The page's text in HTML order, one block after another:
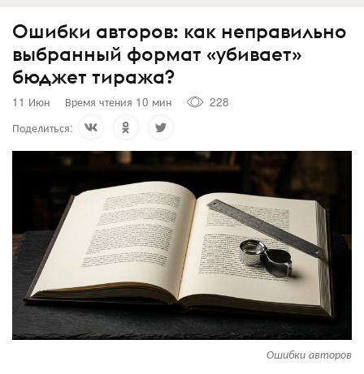
Ошибки авторов: как неправильно
выбранный формат «убивает»
бюджет тиража?
11 Июн Время чтения 10 мин
228
Поделиться:
Ошибки авторов